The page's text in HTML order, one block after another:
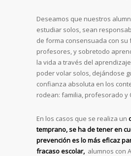
Deseamos que nuestros
estudiar solos, sean
de forma consensuada con su
profesores, y sobretodo
la vida a través del
poder volar solos, dejándose
confianza absoluta en los
rodean: familia, profesorado y
En los casos que se realiza un
temprano, se ha de tener en
prevención es lo más eficaz
fracaso escolar, alumnos con